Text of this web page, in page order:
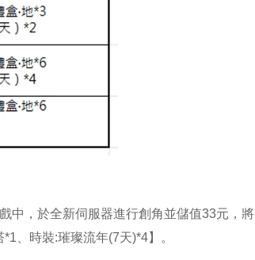
中，於全新伺服器進行創角並儲值33元，將
、時裝:璀璨流年(7天)*4】。